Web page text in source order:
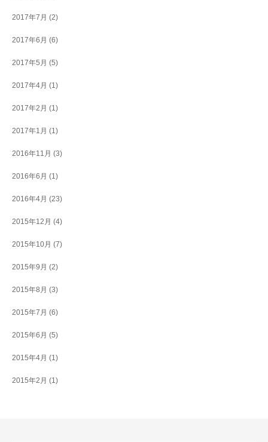
2017年7月 (2)
2017年6月 (6)
2017年5月 (5)
2017年4月 (1)
2017年2月 (1)
2017年1月 (1)
2016年11月 (3)
2016年6月 (1)
2016年4月 (23)
2015年12月 (4)
2015年10月 (7)
2015年9月 (2)
2015年8月 (3)
2015年7月 (6)
2015年6月 (5)
2015年4月 (1)
2015年2月 (1)